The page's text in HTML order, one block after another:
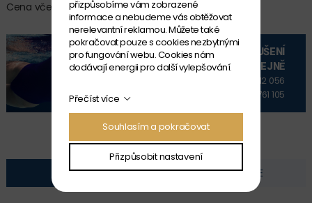
Cena včetně DPH
VYZKOUŠENÍ
NA PRODEJNĚ
+420 606 912 056
+420 606 761 105
POPIS FOTOGALERIE
přizpůsobíme vám zobrazené
informace a nebudeme vás obtěžovat
nerelevantní reklamou. Můžete také
pokračovat pouze s cookies nezbytnými
pro fungování webu. Cookies nám
dodávají energii pro další vylepšování.
Přečíst více
Souhlasím a pokračovat
Přizpůsobit nastavení